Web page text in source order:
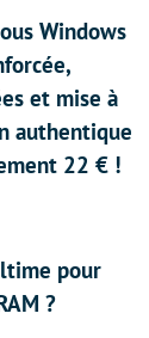
Windows
et mise à
authentique
22 € !
pour
?